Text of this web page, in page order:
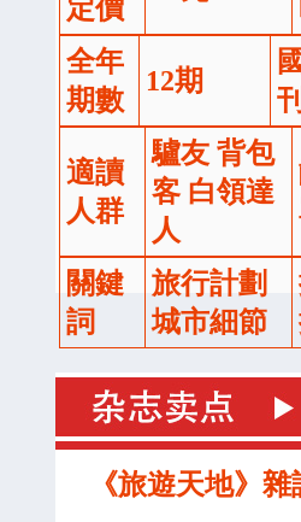
定價
全年
期數
12期
適讀
人群
驢友 背包
客 白領達
人
關鍵
詞
旅行計劃
城市細節
《旅遊天地》